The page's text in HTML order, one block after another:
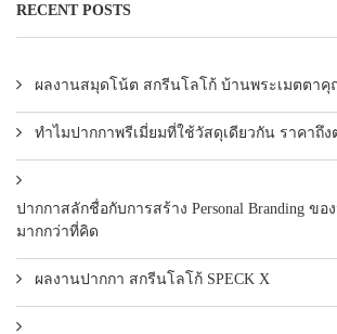
RECENT POSTS
ผลงานสมุดโน้ต สกรีนโลโก้ บ้านพระเมตตา
ทำไมปากกาพรีเมี่ยมที่ใช้วัสดุเดียวกัน ราคาถึง
ปากกาสลักชื่อกับการสร้าง Personal Branding ขอ
มากกว่าที่คิด
ผลงานปากกา สกรีนโลโก้ SPECK X